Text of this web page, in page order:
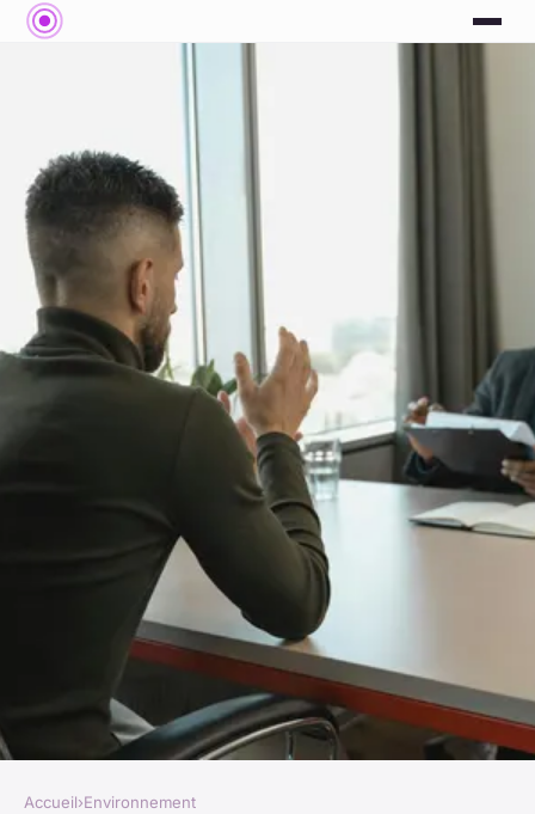
Accueil›Environnement